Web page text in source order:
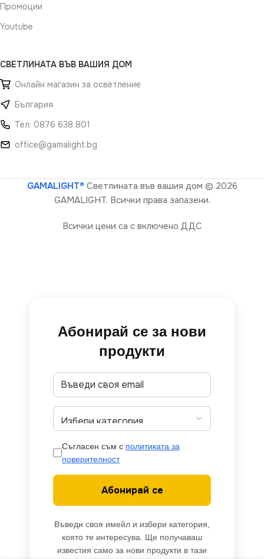
Промоции
Youtube
СВЕТЛИНАТА ВЪВ ВАШИЯ ДОМ
Онлайн магазин за осветление
България
Тел: 0876 638 801
office@gamalight.bg
GAMALIGHT® Светлината във вашия дом © 2026
GAMALIGHT. Всички права запазени.
Всички цени са с включено ДДС
Абонирай се за нови
продукти
Съгласен съм с политиката за
поверителност
Абонирай се
Въведи своя имейл и избери категория,
която те интересува. Ще получаваш
известия само за нови продукти в тази